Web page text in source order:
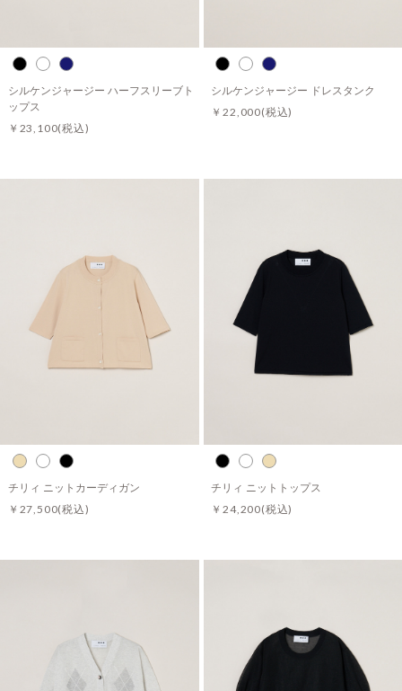
シルケンジャージー ハーフスリーブト
ップス
￥23,100(税込)
シルケンジャージー ドレスタンク
￥22,000(税込)
チリィ ニットカーディガン
￥27,500(税込)
チリィ ニットトップス
￥24,200(税込)